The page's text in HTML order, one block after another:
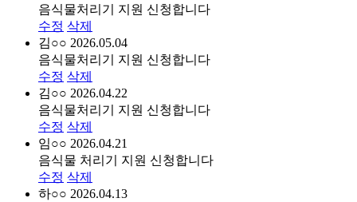
음식물처리기 지원 신청합니다
수정 삭제
김○○ 2026.05.04
음식물처리기 지원 신청합니다
수정 삭제
김○○ 2026.04.22
음식물처리기 지원 신청합니다
수정 삭제
임○○ 2026.04.21
음식물 처리기 지원 신청합니다
수정 삭제
하○○ 2026.04.13